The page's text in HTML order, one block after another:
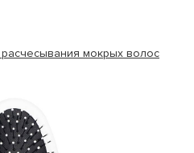
мокрых волос